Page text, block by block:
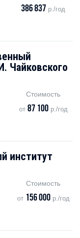
386 837 р./год
Чайковского
Стоимость
от 87 100р./год
институт
Стоимость
от 156 000р./год